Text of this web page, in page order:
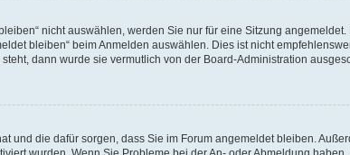
nicht auswählen, werden Sie nur für eine Sitzung
bleiben“ beim Anmelden auswählen. Dies ist nicht
dann wurde sie vermutlich von der Board-Administration
und die dafür sorgen, dass Sie im Forum angemeldet bleiben.